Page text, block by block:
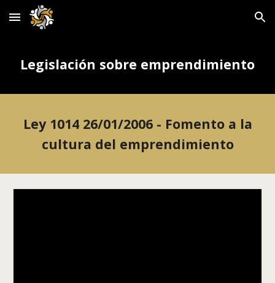
Skip to main content Skip to navigation
Legislación sobre emprendimiento
Ley 1014 26/01/2006 - Fomento a la
cultura del emprendimiento